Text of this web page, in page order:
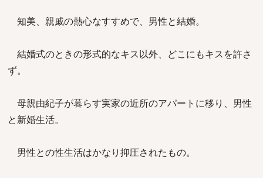
知美、親戚の熱心なすすめで、男性と結婚。
結婚式のときの形式的なキス以外、どこにもキスを許さ
ず。
母親由紀子が暮らす実家の近所のアパートに移り、男性
と新婚生活。
男性との性生活はかなり抑圧されたもの。